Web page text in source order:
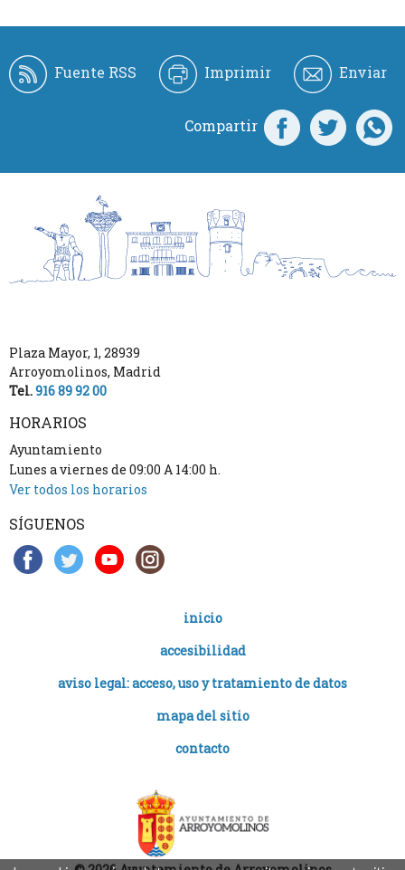
Fuente RSS Imprimir Enviar
Compartir
Plaza Mayor, 1, 28939
Arroyomolinos, Madrid
Tel.916 89 92 00
HORARIOS
Ayuntamiento
Lunes a viernes de 09:00 A 14:00 h.
Ver todos los horarios
SÍGUENOS
inicio
accesibilidad
aviso legal: acceso, uso y tratamiento de datos
mapa del sitio
contacto